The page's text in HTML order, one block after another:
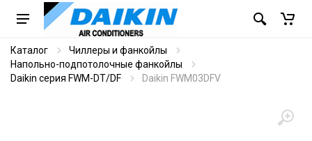
Каталог
Чиллеры и фанкойлы
Напольно-подпотолочные фанкойлы
Daikin серия FWM-DT/DF
Daikin FWM03DFV